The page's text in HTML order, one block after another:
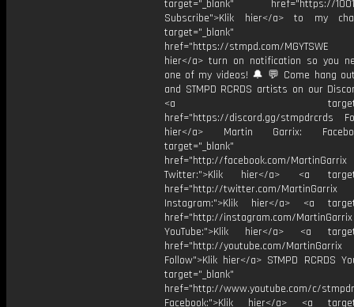
target="_blank" href="https://
Subscribe">Klik hier</a> to my
target="_blank"
href="https://stmpd.com/MGYTSWE
hier</a> turn on notification so you
one of my videos! 🔔 💬 Come hang
and STMPD RCRDS artists on our
<a
href="https://discord.gg/stmpdrcrds
hier</a> Martin Garrix:
target="_blank"
href="http://facebook.com/MartinGarrix
Twitter:">Klik hier</a> <a
href="http://twitter.com/MartinGarrix
Instagram:">Klik hier</a> <a
href="http://instagram.com/MartinGarrix
YouTube:">Klik hier</a> <a
href="http://youtube.com/MartinGarrix
Follow">Klik hier</a> STMPD RCRDS
target="_blank"
href="http://www.youtube.com/c/
Facebook:">Klik hier</a> <a